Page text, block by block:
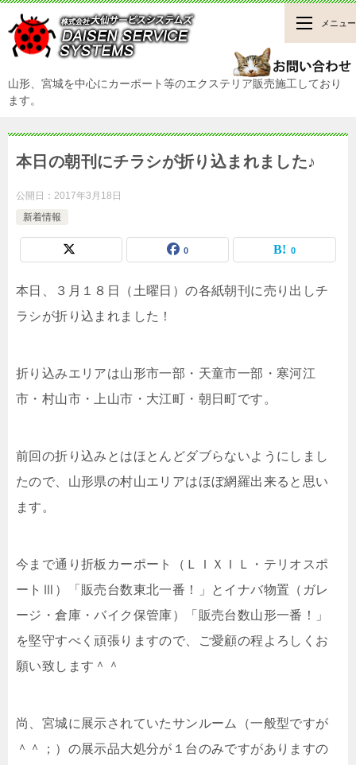
山形、宮城を中心にカーポート等のエクステリア販売施工しており
ます。
メニュー
本日の朝刊にチラシが折り込まれました♪
公開日： 2017年3月18日
新着情報
0 0
本日、３月１８日（土曜日）の各紙朝刊に売り出しチ
ラシが折り込まれました！
折り込みエリアは山形市一部・天童市一部・寒河江
市・村山市・上山市・大江町・朝日町です。
前回の折り込みとはほとんどダブらないようにしまし
たので、山形県の村山エリアはほぼ網羅出来ると思い
ます。
今まで通り折板カーポート（ＬＩＸＩＬ・テリオスポ
ートⅢ）「販売台数東北一番！」とイナバ物置（ガレ
ージ・倉庫・バイク保管庫）「販売台数山形一番！」
を堅守すべく頑張りますので、ご愛顧の程よろしくお
願い致します＾＾
尚、宮城に展示されていたサンルーム（一般型ですが
＾＾；）の展示品大処分が１台のみですがありますの